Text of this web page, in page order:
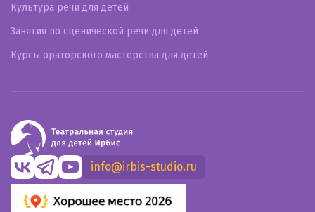
Культура речи для детей
Занятия по сценической речи для детей
Курсы ораторского мастерства для детей
info@irbis-studio.ru